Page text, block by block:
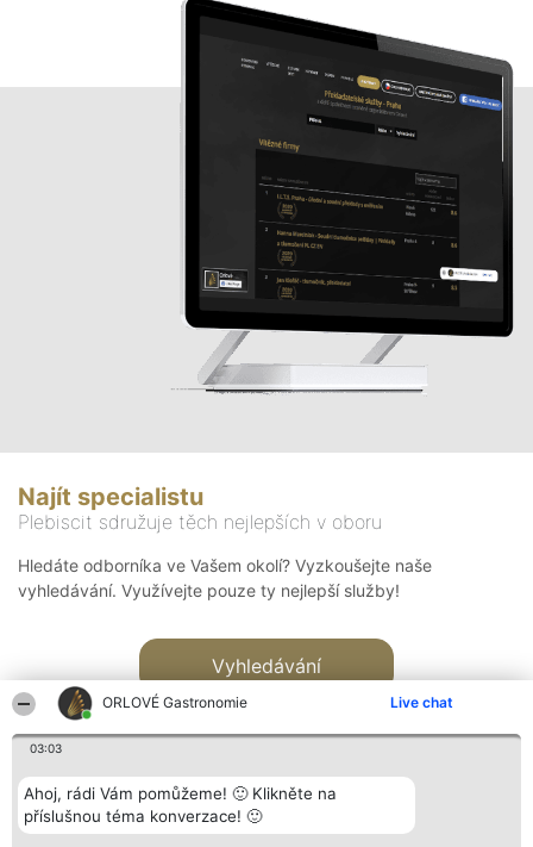
ORLOVÉ Gastronomie Live chat
03:03
Ahoj, rádi Vám pomůžeme! 🙂 Klikněte na
příslušnou téma konverzace! 🙂
Najít specialistu
Plebiscit sdružuje těch nejlepších v oboru
Hledáte odborníka ve Vašem okolí? Vyzkoušejte naše
vyhledávání. Využívejte pouze ty nejlepší služby!
Vyhledávání